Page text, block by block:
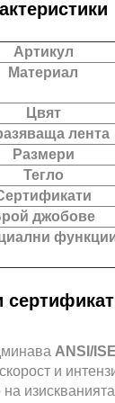
Артикул
Материал
Цвят
лента
Размери
Тегло
джобове
ANSI/
и